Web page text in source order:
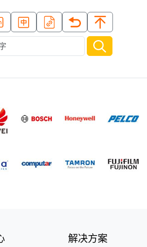
他不良行为 - 并提供实时或事件触
预录警告。由于所有 Axis 技术都建
开放平台上，因此您始终可以自由
我们的音频与您选择的其他系统集
Axis 网络音频的优势 节省空间 使
Ax
天然气行业，极端天气条件、危险
环境以及偏远和无人值守场所屡见
，您需要可靠的视频监控系统的支
保持态势感知。安讯士智能解决方
帮助您保障员工安全、提高生产效
及站点及其资产的安全。 通过使用
的站点，您不仅可以最大限度地减
泄漏风险。 重点领域 上游 通过实
控增强上游作业的物理安全
解决方案